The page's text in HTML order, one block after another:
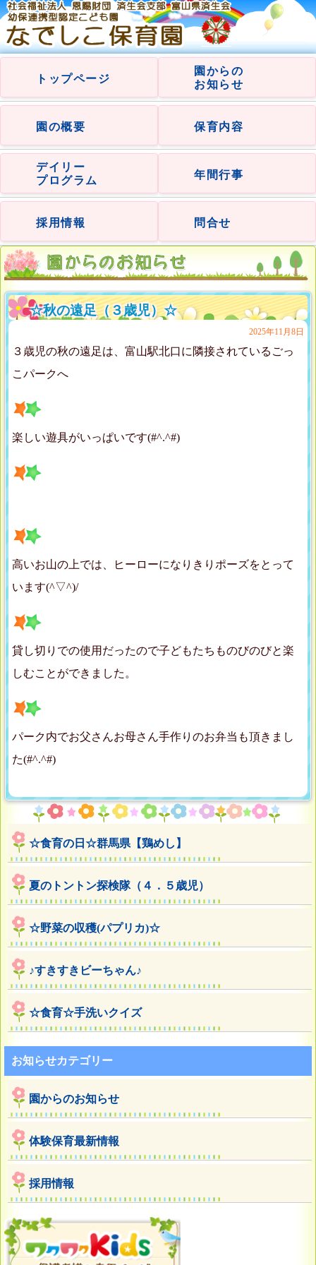
トップページ
園からの
お知らせ
園の概要 保育内容
デイリー
プログラム
年間行事
採用情報 問合せ
☆秋の遠足（３歳児）☆
2025年11月8日
３歳児の秋の遠足は、富山駅北口に隣接されているごっ
こパークへ
楽しい遊具がいっぱいです(#^.^#)
高いお山の上では、ヒーローになりきりポーズをとって
います(^▽^)/
貸し切りでの使用だったので子どもたちものびのびと楽
しむことができました。
パーク内でお父さんお母さん手作りのお弁当も頂きまし
た(#^.^#)
☆食育の日☆群馬県【鶏めし】
夏のトントン探検隊（４．５歳児）
☆野菜の収穫(パプリカ)☆
♪すきすきビーちゃん♪
☆食育☆手洗いクイズ
お知らせカテゴリー
園からのお知らせ
体験保育最新情報
採用情報